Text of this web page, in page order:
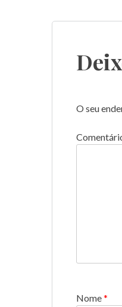
O seu
Nome*